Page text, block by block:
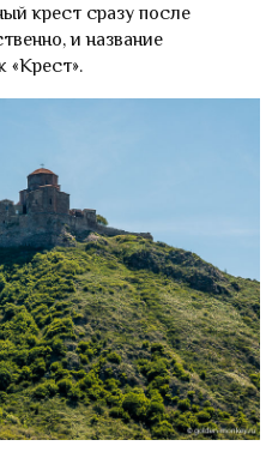
крест сразу после
и название
«Крест».